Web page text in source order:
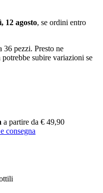
12 agosto, se ordini entro
36 pezzi. Presto ne
subire variazioni se
a partire da € 49,90
consegna